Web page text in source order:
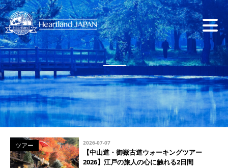
ツアー 2026-07-07
【中山道・御嶽古道ウォーキングツアー
2026】江戸の旅人の心に触れる2日間